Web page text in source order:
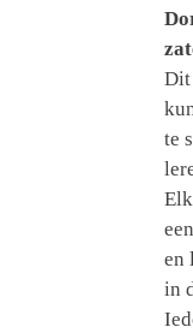
Dit
te
en
in